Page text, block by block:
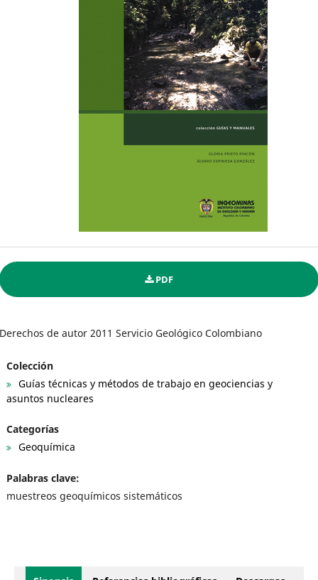
PDF
Derechos de autor 2011 Servicio Geológico Colombiano
Colección
Guías técnicas y métodos de trabajo en geociencias y
asuntos nucleares
Categorías
Geoquímica
Palabras clave:
muestreos geoquímicos sistemáticos